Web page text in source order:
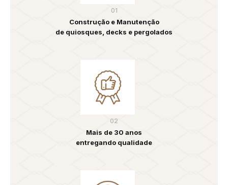
01
Construção e Manutenção
de quiosques, decks e pergolados
02
Mais de 30 anos
entregando qualidade